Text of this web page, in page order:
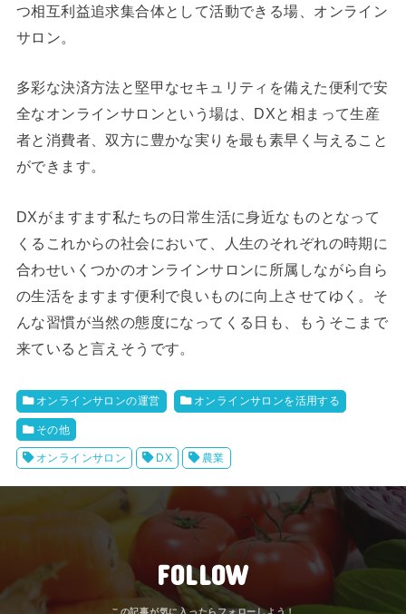
つ相互利益追求集合体として活動できる場、オンライン
サロン。
多彩な決済方法と堅甲なセキュリティを備えた便利で安
全なオンラインサロンという場は、DXと相まって生産
者と消費者、双方に豊かな実りを最も素早く与えること
ができます。
DXがますます私たちの日常生活に身近なものとなって
くるこれからの社会において、人生のそれぞれの時期に
合わせいくつかのオンラインサロンに所属しながら自ら
の生活をますます便利で良いものに向上させてゆく。そ
んな習慣が当然の態度になってくる日も、もうそこまで
来ていると言えそうです。
オンラインサロンの運営 オンラインサロンを活用する
その他
オンラインサロン DX 農業
FOLLOW